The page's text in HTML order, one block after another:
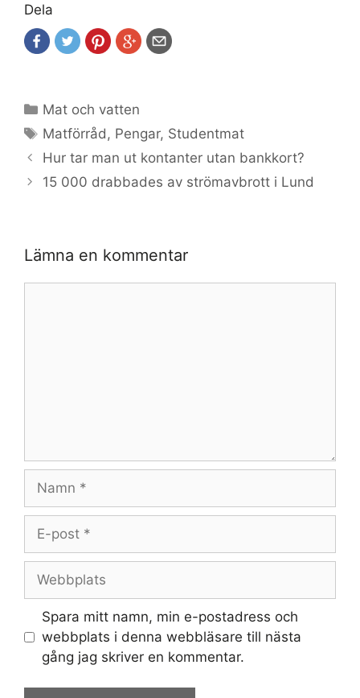
Dela
Kategorier
Mat och vatten
Etiketter
Matförråd , Pengar, Studentmat
Hur tar man ut kontanter utan bankkort?
15 000 drabbades av strömavbrott i Lund
Lämna en kommentar
post
Spara mitt namn, min e-postadress och
webbplats i denna webbläsare till nästa
gång jag skriver en kommentar.